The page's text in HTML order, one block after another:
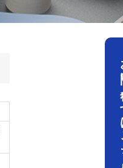
お